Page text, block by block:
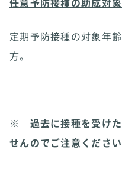
定期予防接種の対象年
方。
※ 過去に接種を受けた
せんのでご注意ください